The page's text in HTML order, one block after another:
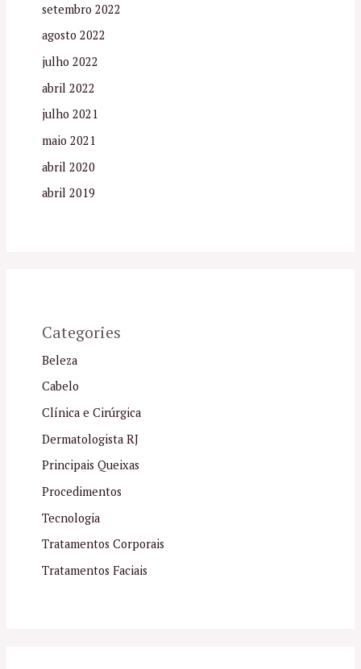
setembro 2022
agosto 2022
julho 2022
abril 2022
julho 2021
maio 2021
abril 2020
abril 2019
Categories
Beleza
Cabelo
Clínica e Cirúrgica
Dermatologista RJ
Principais Queixas
Procedimentos
Tecnologia
Tratamentos Corporais
Tratamentos Faciais